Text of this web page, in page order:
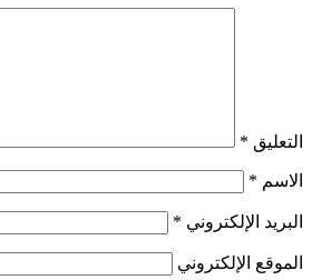
التعليق *
الاسم *
البريد الإلكتروني *
الموقع الإلكتروني